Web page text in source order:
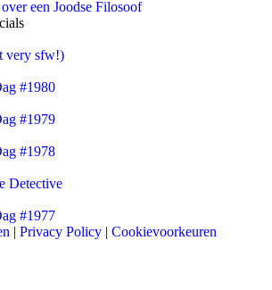
een Joodse Filosoof
very sfw!)
#1980
#1979
#1978
Detective
#1977
| Privacy Policy | Cookievoorkeuren